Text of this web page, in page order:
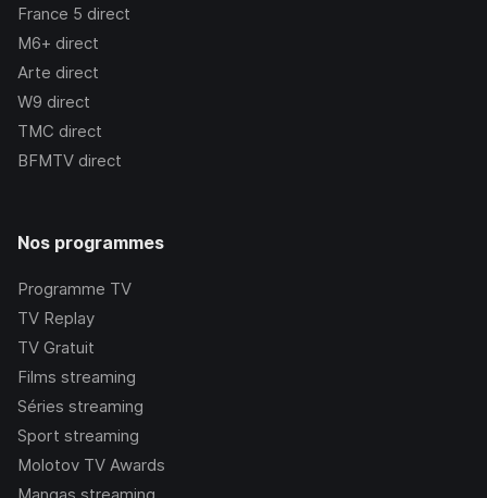
France 5 direct
M6+ direct
Arte direct
W9 direct
TMC direct
BFMTV direct
Nos programmes
Programme TV
TV Replay
TV Gratuit
Films streaming
Séries streaming
Sport streaming
Molotov TV Awards